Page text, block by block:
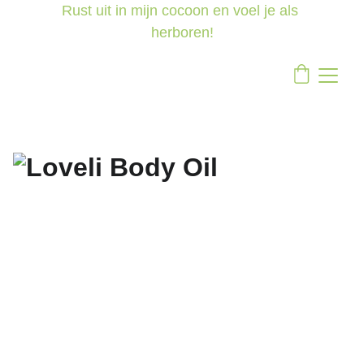
Rust uit in mijn cocoon en voel je als
herboren!